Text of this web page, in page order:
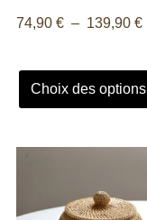
74,90 € – 139,90 €
Choix des options